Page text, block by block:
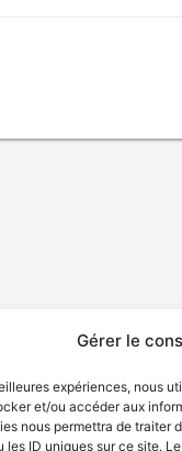
Gérer le
expériences, nous
et/ou accéder aux
nous permettra de traiter
les ID uniques sur ce site.
de services